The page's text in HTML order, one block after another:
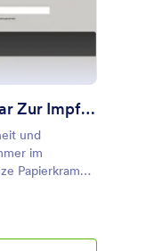
Einwilligungsformular Zur Impfung
und
im
Papierkram
und
Ihre
halten Sie